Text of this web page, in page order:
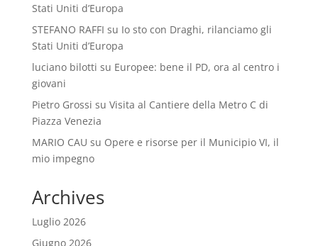
Stati Uniti d’Europa
STEFANO RAFFI su Io sto con Draghi, rilanciamo gli
Stati Uniti d’Europa
luciano bilotti su Europee: bene il PD, ora al centro i
giovani
Pietro Grossi su Visita al Cantiere della Metro C di
Piazza Venezia
MARIO CAU su Opere e risorse per il Municipio VI, il
mio impegno
Archives
Luglio 2026
Giugno 2026